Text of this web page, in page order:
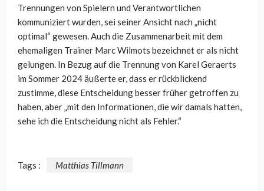
Trennungen von Spielern und Verantwortlichen
kommuniziert wurden, sei seiner Ansicht nach „nicht
optimal“ gewesen. Auch die Zusammenarbeit mit dem
ehemaligen Trainer Marc Wilmots bezeichnet er als nicht
gelungen. In Bezug auf die Trennung von Karel Geraerts
im Sommer 2024 äußerte er, dass er rückblickend
zustimme, diese Entscheidung besser früher getroffen zu
haben, aber „mit den Informationen, die wir damals hatten,
sehe ich die Entscheidung nicht als Fehler.“
Tags : Matthias Tillmann